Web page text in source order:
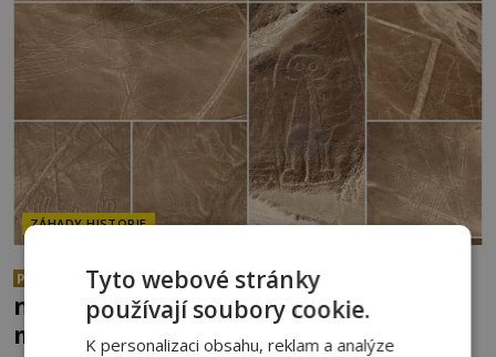
objevení Stepních geoglyfů v oblasti Turgaj v
severním Kazachstánu dochází pomocí aplikace
Google Eart
ZÁHADY HISTORIE
PREMIUM
7 záhadných obrazců: Potvrzují
nové objevy dávné kontakty s
mimozemšťany?
Tyto webové stránky
používají soubory cookie.
K personalizaci obsahu, reklam a analýze